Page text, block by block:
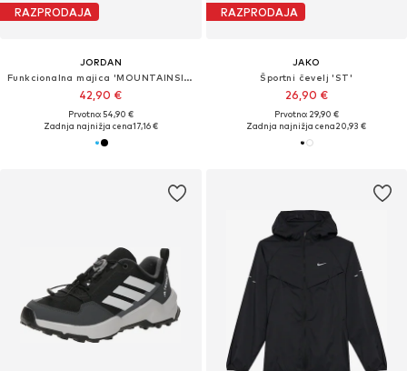
RAZPRODAJA
JORDAN
Funkcionalna majica 'MOUNTAINSIDE'
42,90 €
Prvotno: 54,90 €
Zadnja najnižja cena17,16 €
RAZPRODAJA
JAKO
Športni čevelj 'ST'
26,90 €
Prvotno: 29,90 €
Zadnja najnižja cena20,93 €